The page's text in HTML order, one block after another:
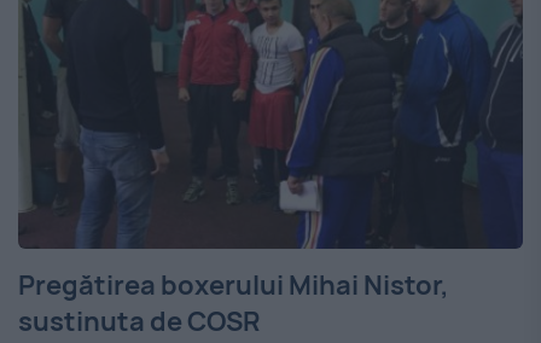
Pregătirea boxerului Mihai Nistor,
sustinuta de COSR